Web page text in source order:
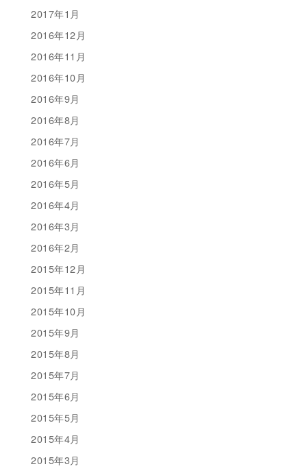
2017年1月
2016年12月
2016年11月
2016年10月
2016年9月
2016年8月
2016年7月
2016年6月
2016年5月
2016年4月
2016年3月
2016年2月
2015年12月
2015年11月
2015年10月
2015年9月
2015年8月
2015年7月
2015年6月
2015年5月
2015年4月
2015年3月